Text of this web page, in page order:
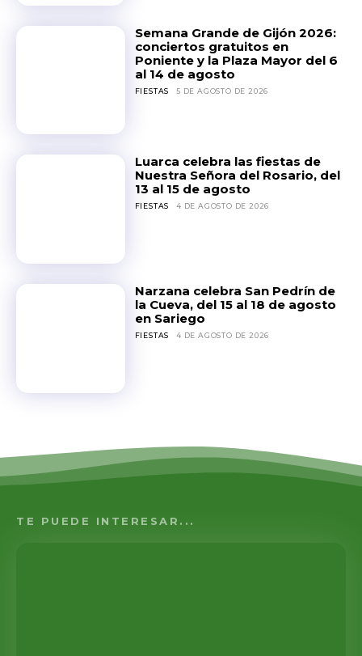
Semana Grande de Gijón 2026:
conciertos gratuitos en
Poniente y la Plaza Mayor del 6
al 14 de agosto
FIESTAS 5 DE AGOSTO DE 2026
Luarca celebra las fiestas de
Nuestra Señora del Rosario, del
13 al 15 de agosto
FIESTAS 4 DE AGOSTO DE 2026
Narzana celebra San Pedrín de
la Cueva, del 15 al 18 de agosto
en Sariego
FIESTAS 4 DE AGOSTO DE 2026
TE PUEDE INTERESAR...